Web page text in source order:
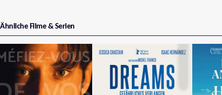
Ähnliche Filme & Serien